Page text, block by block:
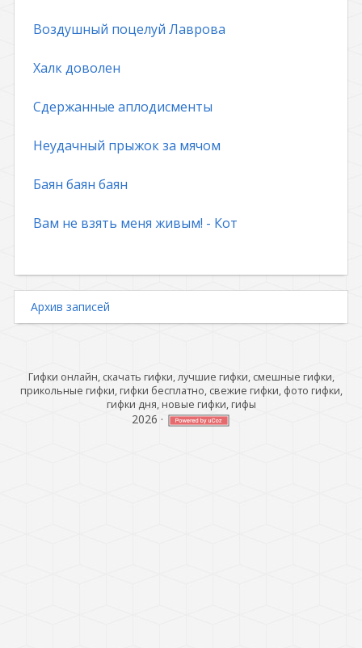
Воздушный поцелуй Лаврова
Халк доволен
Сдержанные аплодисменты
Неудачный прыжок за мячом
Баян баян баян
Вам не взять меня живым! - Кот
Архив записей
Гифки онлайн, скачать гифки, лучшие гифки, смешные гифки,
прикольные гифки, гифки бесплатно, свежие гифки, фото гифки,
гифки дня, новые гифки, гифы
2026 ·